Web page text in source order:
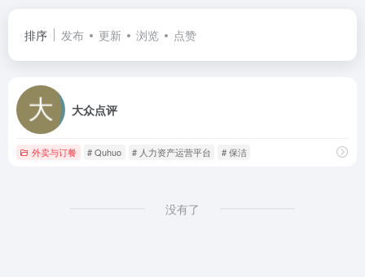
排序 发布 更新 浏览 点赞
大众点评
外卖与订餐 # Quhuo # 人力资产运营平台 # 保洁
没有了